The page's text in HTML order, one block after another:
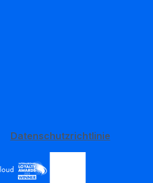
Datenschutzrichtlinie